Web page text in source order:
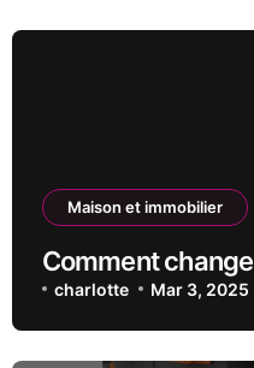
Maison et immobilier
Comment
charlotte Mar 3, 2025